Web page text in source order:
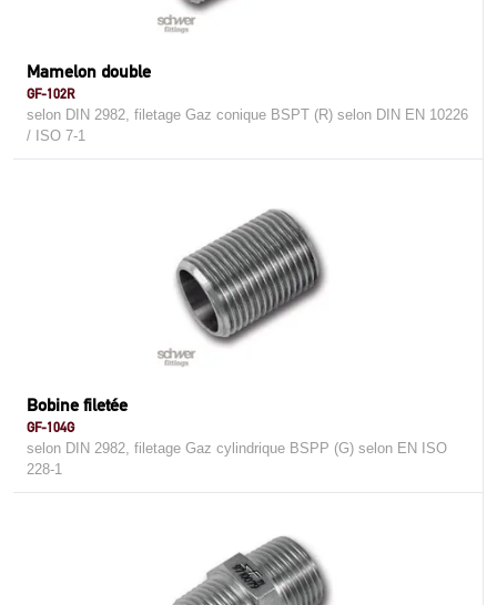
Mamelon double
GF-102R
selon DIN 2982, filetage Gaz conique BSPT (R) selon DIN EN 10226
/ ISO 7-1
Bobine filetée
GF-104G
selon DIN 2982, filetage Gaz cylindrique BSPP (G) selon EN ISO
228-1